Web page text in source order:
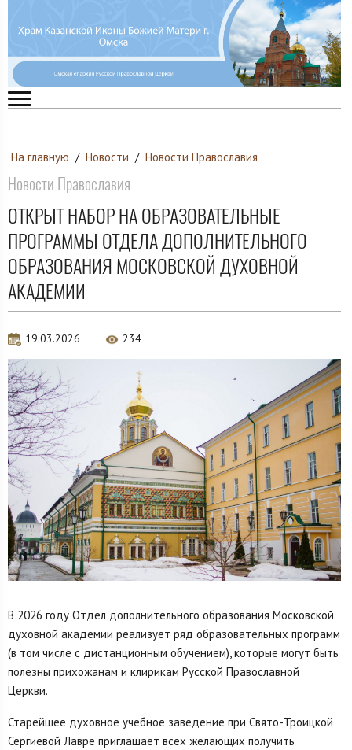
На главную / Новости / Новости Православия
Новости Православия
ОТКРЫТ НАБОР НА ОБРАЗОВАТЕЛЬНЫЕ
ПРОГРАММЫ ОТДЕЛА ДОПОЛНИТЕЛЬНОГО
ОБРАЗОВАНИЯ МОСКОВСКОЙ ДУХОВНОЙ
АКАДЕМИИ
19.03.2026 234
В 2026 году Отдел дополнительного образования Московской
духовной академии реализует ряд образовательных программ
(в том числе с дистанционным обучением), которые могут быть
полезны прихожанам и клирикам Русской Православной
Церкви.
Старейшее духовное учебное заведение при Свято-Троицкой
Сергиевой Лавре приглашает всех желающих получить